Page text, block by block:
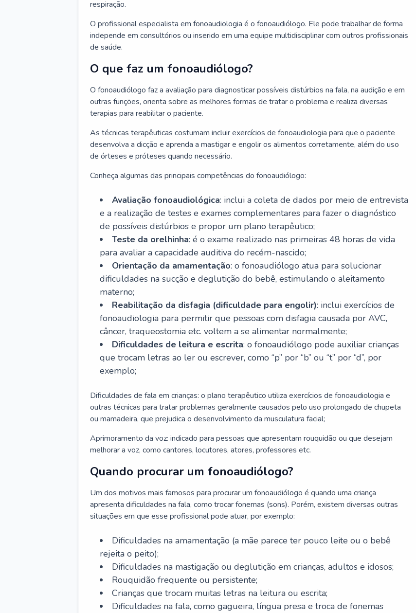
respiração.
O profissional especialista em fonoaudiologia é o fonoaudiólogo. Ele pode trabalhar de forma
independe em consultórios ou inserido em uma equipe multidisciplinar com outros profissionais
de saúde.
O que faz um fonoaudiólogo?
O fonoaudiólogo faz a avaliação para diagnosticar possíveis distúrbios na fala, na audição e em
outras funções, orienta sobre as melhores formas de tratar o problema e realiza diversas
terapias para reabilitar o paciente.
As técnicas terapêuticas costumam incluir exercícios de fonoaudiologia para que o paciente
desenvolva a dicção e aprenda a mastigar e engolir os alimentos corretamente, além do uso
de órteses e próteses quando necessário.
Conheça algumas das principais competências do fonoaudiólogo:
Avaliação fonoaudiológica: inclui a coleta de dados por meio de entrevista
e a realização de testes e exames complementares para fazer o diagnóstico
de possíveis distúrbios e propor um plano terapêutico;
Teste da orelhinha: é o exame realizado nas primeiras 48 horas de vida
para avaliar a capacidade auditiva do recém-nascido;
Orientação da amamentação: o fonoaudiólogo atua para solucionar
dificuldades na sucção e deglutição do bebê, estimulando o aleitamento
materno;
Reabilitação da disfagia (dificuldade para engolir): inclui exercícios de
fonoaudiologia para permitir que pessoas com disfagia causada por AVC,
câncer, traqueostomia etc. voltem a se alimentar normalmente;
Dificuldades de leitura e escrita: o fonoaudiólogo pode auxiliar crianças
que trocam letras ao ler ou escrever, como “p” por “b” ou “t” por “d”, por
exemplo;
Dificuldades de fala em crianças: o plano terapêutico utiliza exercícios de fonoaudiologia e
outras técnicas para tratar problemas geralmente causados pelo uso prolongado de chupeta
ou mamadeira, que prejudica o desenvolvimento da musculatura facial;
Aprimoramento da voz: indicado para pessoas que apresentam rouquidão ou que desejam
melhorar a voz, como cantores, locutores, atores, professores etc.
Quando procurar um fonoaudiólogo?
Um dos motivos mais famosos para procurar um fonoaudiólogo é quando uma criança
apresenta dificuldades na fala, como trocar fonemas (sons). Porém, existem diversas outras
situações em que esse profissional pode atuar, por exemplo:
Dificuldades na amamentação (a mãe parece ter pouco leite ou o bebê
rejeita o peito);
Dificuldades na mastigação ou deglutição em crianças, adultos e idosos;
Rouquidão frequente ou persistente;
Crianças que trocam muitas letras na leitura ou escrita;
Dificuldades na fala, como gagueira, língua presa e troca de fonemas